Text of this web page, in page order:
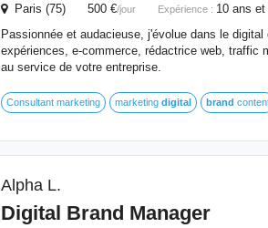
Paris (75) 500 €/jour Expérience : 10 ans et
Passionnée et audacieuse, j'évolue dans le
expériences, e-commerce, rédactrice web, traffic
au service de votre entreprise.
Consultant marketing marketing digital brand
Alpha L.
Digital Brand Manager